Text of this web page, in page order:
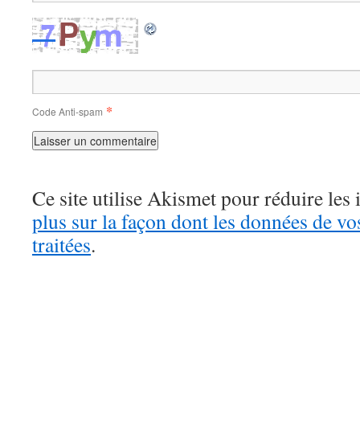
Code Anti-spam *
Ce site utilise Akismet pour réduire les
plus sur la façon dont les données de
traitées.